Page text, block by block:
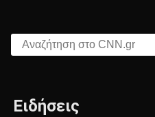
Αναζήτηση στο CNN.gr
Ειδήσεις